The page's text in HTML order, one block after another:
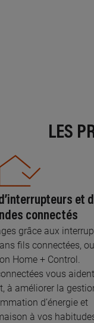
LES
et
connectés
grâce aux
fils connectées,
Home + Control.
vous
à améliorer la
d’énergie et
à vos